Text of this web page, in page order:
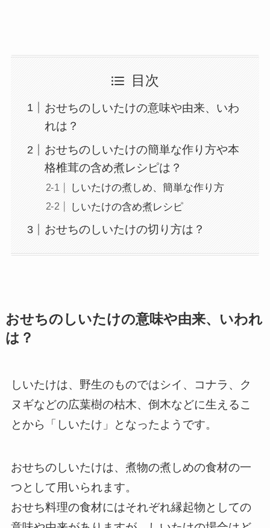
目次
おせちのしいたけの意味や由来、いわ
れは？
おせちのしいたけの簡単な作り方や本
格椎茸の含め煮レシピは？
しいたけの煮しめ、簡単な作り方
しいたけの含め煮レシピ
おせちのしいたけの切り方は？
おせちのしいたけの意味や由来、いわれ
は？
しいたけは、野生のものではシイ、コナラ、ク
ヌギなどの広葉樹の枯木、倒木などに生えるこ
とから「しいたけ」となったようです。
おせちのしいたけは、煮物の煮しめの食材の一
つとして用いられます。
おせち料理の食材にはそれぞれ縁起物としての